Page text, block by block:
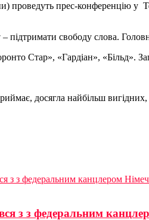
проведуть прес-конференцію у
підтримати свободу слова.
Стар», «Гардіан», «Більд».
досягла найбільш вигідних,
з з федеральним канцлером
з з федеральним